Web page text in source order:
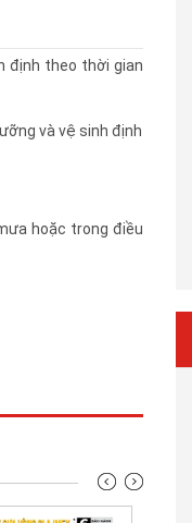
định theo thời gian
và vệ sinh định
hoặc trong điều